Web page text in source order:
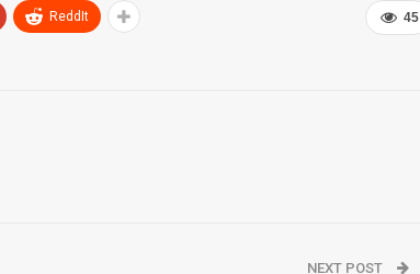
45
ReddIt
NEXT POST